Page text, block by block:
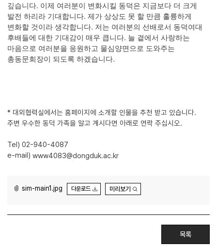
깊습니다. 이제 여러분이 변화시킬 동덕은 지금보다 더 크게
발전 하리라 기대합니다. 제가 상상도 못 할 만큼 훌륭하게
변화할 것이라 생각합니다. 저는 여러분의 선배로서 동덕여대
후배들에 대한 기대감이 매우 큽니다. 늘 곁에서 사랑하는
마음으로 여러분을 응원하고 물심양면으로 도와주는
총동문회장이 되도록 하겠습니다.
* 대외협력실에서는 홈페이지에 소개할 인물을 추천 받고 있습니다.
주변 우수한 동덕 가족을 알고 계시다면 아래로 연락 주십시오.
Tel) 02-940-4087
e-mail) www4083@dongduk.ac.kr
sim-main1.jpg 다운로드 미리보기
목록